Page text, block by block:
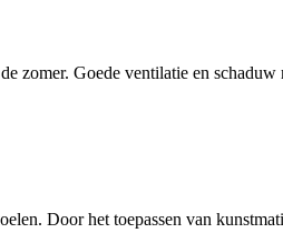
zomer. Goede ventilatie en
Door het toepassen van